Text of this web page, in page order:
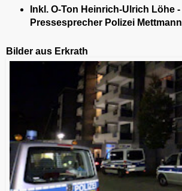
Inkl. O-Ton Heinrich-Ulrich Löhe -
Pressesprecher Polizei Mettmann
Bilder aus Erkrath